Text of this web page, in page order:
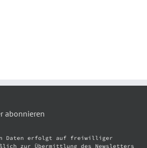
abonnieren
Daten erfolgt auf freiwilliger
zur Übermittlung des Newsletters